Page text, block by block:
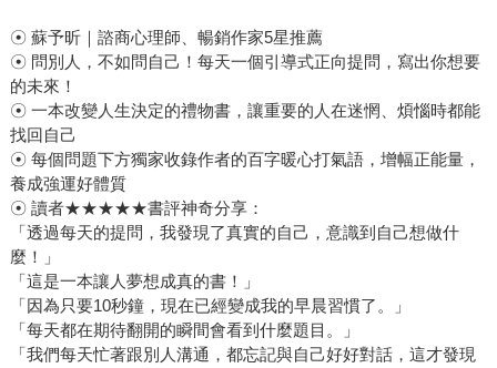
☉ 蘇予昕｜諮商心理師、暢銷作家5星推薦
☉ 問別人，不如問自己！每天一個引導式正向提問，寫出你想要
的未來！
☉ 一本改變人生決定的禮物書，讓重要的人在迷惘、煩惱時都能
找回自己
☉ 每個問題下方獨家收錄作者的百字暖心打氣語，增幅正能量，
養成強運好體質
☉ 讀者★★★★★書評神奇分享：
「透過每天的提問，我發現了真實的自己，意識到自己想做什
麼！」
「這是一本讓人夢想成真的書！」
「因為只要10秒鐘，現在已經變成我的早晨習慣了。」
「每天都在期待翻開的瞬間會看到什麼題目。」
「我們每天忙著跟別人溝通，都忘記與自己好好對話，這才發現